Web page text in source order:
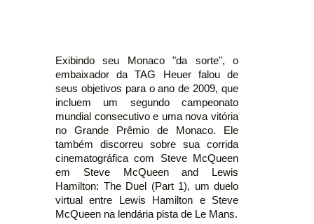
Exibindo seu Monaco "da sorte", o
embaixador da TAG Heuer falou de
seus objetivos para o ano de 2009, que
incluem um segundo campeonato
mundial consecutivo e uma nova vitória
no Grande Prêmio de Monaco. Ele
também discorreu sobre sua corrida
cinematográfica com Steve McQueen
em Steve McQueen and Lewis
Hamilton: The Duel (Part 1), um duelo
virtual entre Lewis Hamilton e Steve
McQueen na lendária pista de Le Mans.